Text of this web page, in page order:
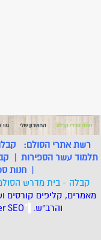
רשת אתרי הסולם:
תלמוד עשר הספירות |
| חנות
קבלה - בית מדרש
מאמרים, קליפים קורסים
והרב"ש.
*
SEO